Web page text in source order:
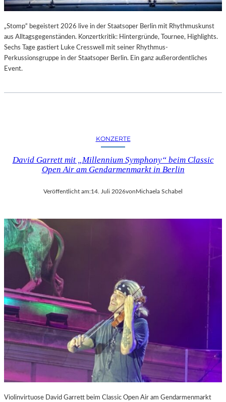
„Stomp“ begeistert 2026 live in der Staatsoper Berlin mit Rhythmuskunst
aus Alltagsgegenständen. Konzertkritik: Hintergründe, Tournee, Highlights.
Sechs Tage gastiert Luke Cresswell mit seiner Rhythmus-
Perkussionsgruppe in der Staatsoper Berlin. Ein ganz außerordentliches
Event.
KONZERTE
David Garrett mit „Millennium Symphony“ beim Classic
Open Air am Gendarmenmarkt in Berlin
Veröffentlicht am:14. Juli 2026vonMichaela Schabel
Violinvirtuose David Garrett beim Classic Open Air am Gendarmenmarkt